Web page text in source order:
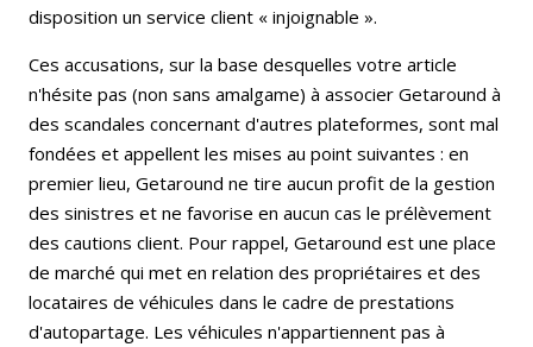
disposition un service client « injoignable ».
Ces accusations, sur la base desquelles votre article
n'hésite pas (non sans amalgame) à associer Getaround à
des scandales concernant d'autres plateformes, sont mal
fondées et appellent les mises au point suivantes : en
premier lieu, Getaround ne tire aucun profit de la gestion
des sinistres et ne favorise en aucun cas le prélèvement
des cautions client. Pour rappel, Getaround est une place
de marché qui met en relation des propriétaires et des
locataires de véhicules dans le cadre de prestations
d'autopartage. Les véhicules n'appartiennent pas à